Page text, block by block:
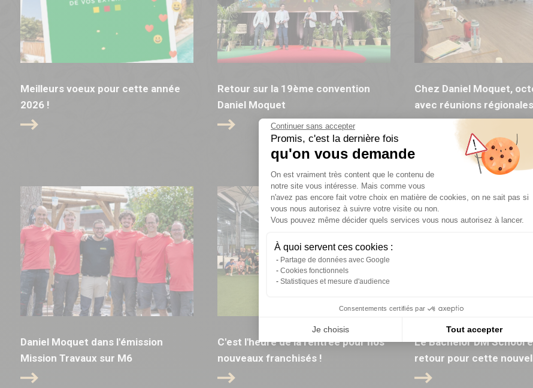
Continuer sans accepter
Promis, c'est la dernière fois
qu'on vous demande
Plateforme de Gestion du
On est vraiment très content que le contenu de
notre site vous intéresse. Mais comme vous
n'avez pas encore fait votre choix en matière de cookies, on ne sait pas si
vous nous autorisez à suivre votre visite ou non.
Vous pouvez même décider quels services vous nous autorisez à lancer.
À quoi servent ces cookies :
Partage de données avec Google
Cookies fonctionnels
Statistiques et mesure d'audience
Consentements certifiés par
Je choisis Tout accepter
Meilleurs voeux pour cette année
2026 !
Retour sur la 19ème convention
Daniel Moquet
Chez Daniel Moquet,
avec réunions
Daniel Moquet dans l'émission
Mission Travaux sur M6
C'est l'heure de la rentrée pour nos
nouveaux franchisés !
Le Bachelor DM School
retour pour cette